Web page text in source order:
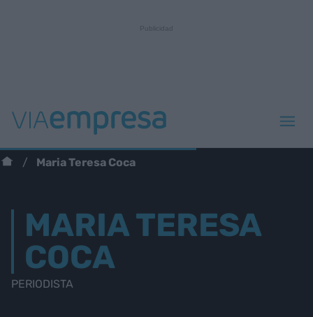
Maria Teresa Coca
MARIA TERESA
COCA
PERIODISTA